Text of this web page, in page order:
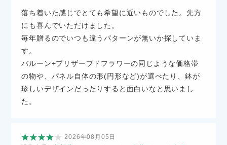
落ち着いた感じでとても希望に近いものでした。先方
にも喜んでいただけました。
毎年贈るのでいつも違うパターンが無いか探していま
す。
バルーン+プリザーブドフラワーの同じような価格帯
の物や、パネル自体の形(円形など)が選べたり、鉢が
珍しいデザインだったりすると面白いなと思いまし
た。
2026年08月05日